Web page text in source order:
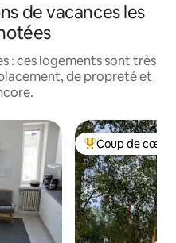
de vacances les
: ces logements sont très
de propreté et
appréciés Coups de cœur
Coup de cœur